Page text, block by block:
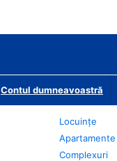
Contul dumneavoastră
Locuințe
Apartamente
Complexuri